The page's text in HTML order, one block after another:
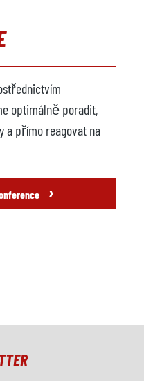
optimálně poradit,
a přímo reagovat na
›